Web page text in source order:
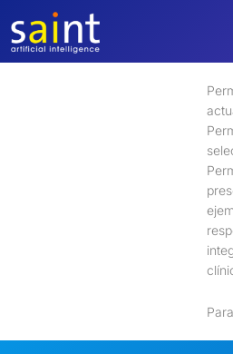
contenido